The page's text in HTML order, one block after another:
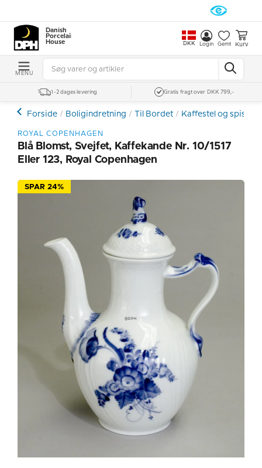
Danish
Porcelain
House
DKK Login Gemt Kurv
MENU
1-2 dages levering Gratis fragt over DKK 799,-
Forside Boligindretning Til Bordet Kaffestel og
ROYAL COPENHAGEN
Blå Blomst, Svejfet, Kaffekande Nr. 10/1517
Eller 123, Royal Copenhagen
SPAR 24%